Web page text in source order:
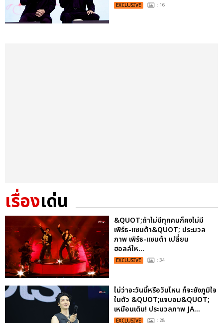
EXCLUSIVE : 16
เรื่องเด่น
&QUOT;ถ้าไม่มีทุกคนก็คงไม่มี
เพิร์ธ-แซนต้า&QUOT; ประมวล
ภาพ เพิร์ธ-แซนต้า เปลี่ยน
ฮอลล์ให...
EXCLUSIVE : 34
ไม่ว่าจะวันนี้หรือวันไหน ก็จะยังภูมิใจ
ในตัว &QUOT;แจบอม&QUOT;
เหมือนเดิม! ประมวลภาพ JA...
EXCLUSIVE : 28